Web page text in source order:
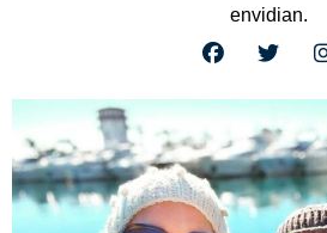
envidian.